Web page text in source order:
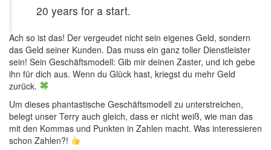
20 years for a start.
Ach so ist das! Der vergeudet nicht sein eigenes Geld, sondern
das Geld seiner Kunden. Das muss ein ganz toller Dienstleister
sein! Sein Geschäftsmodell: Gib mir deinen Zaster, und ich gebe
ihn für dich aus. Wenn du Glück hast, kriegst du mehr Geld
zurück.
Um dieses phantastische Geschäftsmodell zu unterstreichen,
belegt unser Terry auch gleich, dass er nicht weiß, wie man das
mit den Kommas und Punkten in Zahlen macht. Was interessieren
schon Zahlen?!